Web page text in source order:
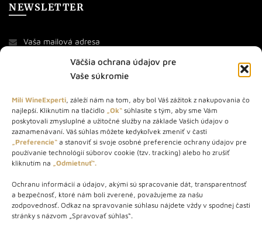
Väčšia ochrana údajov pre
Vaše súkromie
Milí WineExperti, záleží nám na tom, aby bol Váš zážitok z nakupovania čo
najlepší. Kliknutím na tlačidlo „Ok“ súhlasíte s tým, aby sme Vám
poskytovali zmysluplné a užitočné služby na základe Vašich údajov o
zaznamenávaní. Váš súhlas môžete kedykoľvek zmeniť v časti
„Preferencie“ a stanoviť si svoje osobné preferencie ochrany údajov pre
používanie technológií súborov cookie (tzv. tracking) alebo ho zrušiť
kliknutím na „Odmietnuť“.
Ochranu informácií a údajov, akými sú spracovanie dát, transparentnosť
a bezpečnosť, ktoré nám boli zverené, považujeme za našu
zodpovednosť. Odkaz na spravovanie súhlasu nájdete vždy v spodnej časti
stránky s názvom „Spravovať súhlas“.
NEWSLETTER
O NÁS
STORE – obchod s vínom a destilátmi od roku 2010. Na našej
webovej stránke predávame viac ako 1000+ značkových
produktov.
Info tel.: +421 917 779 888
Vínotéka: +421 917 888 879
Vínotéka: Bratislavská 49/B, Bratislava 841 06